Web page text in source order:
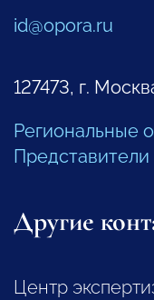
id@opora.ru
127473, г.
Региональные
Другие
Центр